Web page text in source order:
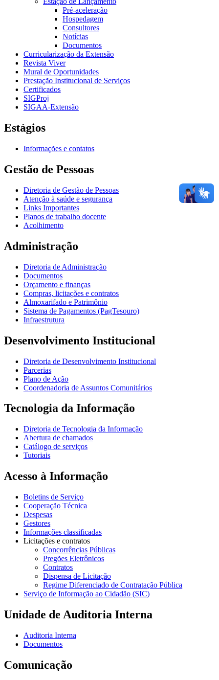
Pré-aceleração
Hospedagem
Consultores
Notícias
Documentos
Curricularização da Extensão
Revista Viver
Mural de Oportunidades
Prestação Institucional de Serviços
Certificados
SIGProj
SIGAA-Extensão
Estágios
Informações e contatos
Gestão de Pessoas
Diretoria de Gestão de Pessoas
Atenção à saúde e segurança
Links Importantes
Planos de trabalho docente
Acolhimento
Administração
Diretoria de Administração
Documentos
Orçamento e finanças
Compras, licitações e contratos
Almoxarifado e Patrimônio
Sistema de Pagamentos (PagTesouro)
Infraestrutura
Desenvolvimento Institucional
Diretoria de Desenvolvimento Institucional
Parcerias
Plano de Ação
Coordenadoria de Assuntos Comunitários
Tecnologia da Informação
Diretoria de Tecnologia da Informação
Abertura de chamados
Catálogo de serviços
Tutoriais
Acesso à Informação
Boletins de Serviço
Cooperação Técnica
Despesas
Gestores
Informações classificadas
Licitações e contratos
Concorrências Públicas
Pregões Eletrônicos
Contratos
Dispensa de Licitação
Regime Diferenciado de Contratação Pública
Serviço de Informação ao Cidadão (SIC)
Unidade de Auditoria Interna
Auditoria Interna
Documentos
Comunicação